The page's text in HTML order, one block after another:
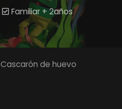
Familiar + 2años
Cascarón de huevo